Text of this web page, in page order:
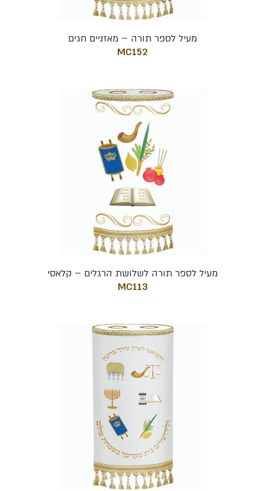
מעיל לספר תורה – מאזניים חגים
MC152
מעיל לספר תורה לשלושת הרגלים – קלאסי
MC113